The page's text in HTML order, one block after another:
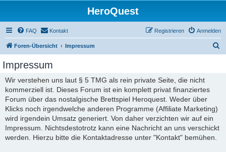
HeroQuest
FAQ Kontakt Anmelden
Registrieren
Foren-Übersicht Impressum
Impressum
Wir verstehen uns laut § 5 TMG als rein private Seite, die nicht
kommerziell ist. Dieses Forum ist ein komplett privat finanziertes
Forum über das nostalgische Brettspiel Heroquest. Weder über
Klicks noch irgendwelche anderen Programme (Affiliate Marketing)
wird irgendein Umsatz generiert. Von daher verzichten wir auf ein
Impressum. Nichtsdestotrotz kann eine Nachricht an uns verschickt
werden. Hierzu bitte die Kontaktadresse unter "Kontakt" bemühen.